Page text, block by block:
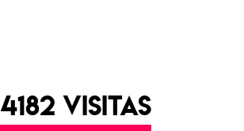
4182 VISITAS